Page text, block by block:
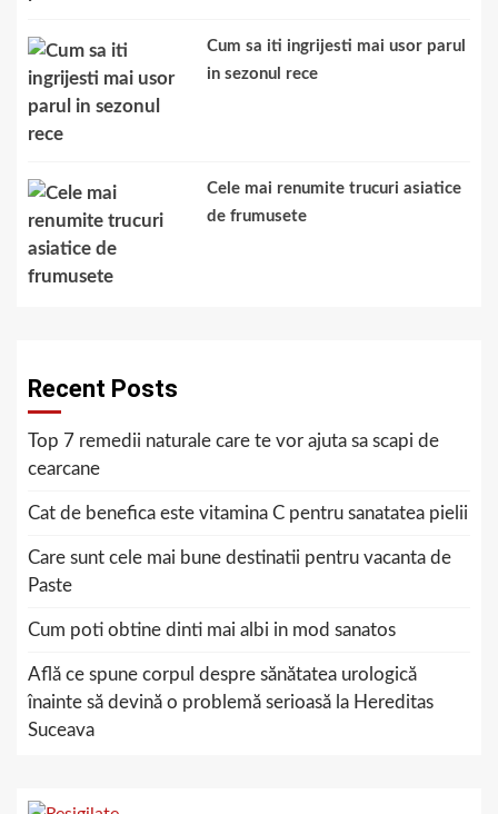
Cum sa iti ingrijesti mai usor parul
in sezonul rece
Cele mai renumite trucuri asiatice
de frumusete
Recent Posts
Top 7 remedii naturale care te vor ajuta sa scapi de
cearcane
Cat de benefica este vitamina C pentru sanatatea pielii
Care sunt cele mai bune destinatii pentru vacanta de
Paste
Cum poti obtine dinti mai albi in mod sanatos
Află ce spune corpul despre sănătatea urologică
înainte să devină o problemă serioasă la Hereditas
Suceava